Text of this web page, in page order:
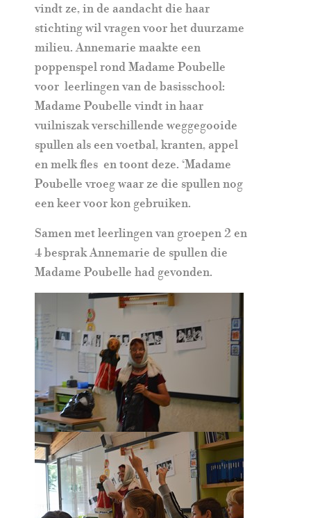
vindt ze, in de aandacht die haar
stichting wil vragen voor het duurzame
milieu. Annemarie maakte een
poppenspel rond Madame Poubelle
voor leerlingen van de basisschool:
Madame Poubelle vindt in haar
vuilniszak verschillende weggegooide
spullen als een voetbal, kranten, appel
en melk fles en toont deze. ‘Madame
Poubelle vroeg waar ze die spullen nog
een keer voor kon gebruiken.
Samen met leerlingen van groepen 2 en
4 besprak Annemarie de spullen die
Madame Poubelle had gevonden.